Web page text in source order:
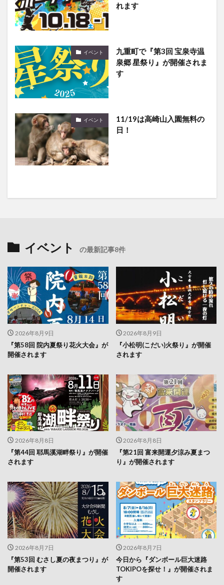
れます
イベント
九重町で『第3回 宝泉寺温
泉郷 星祭り』が開催されま
す
イベント
11/19は高崎山入園無料の
日！
イベント の最新記事8件
2026年8月9日
『第58回 院内夏祭り花火大会』が
開催されます
2026年8月9日
『小松明(こだい)火祭り』が開催
されます
2026年8月8日
『第44回 耶馬溪湖畔祭り』が開催
されます
2026年8月8日
『第21回 富来開運夕涼み夏まつ
り』が開催されます
2026年8月7日
『第53回 むさし夏の夜まつり』が
開催されます
2026年8月7日
今日から『ダンボール巨大迷路
TOKIPOを探せ！』が開催されま
す